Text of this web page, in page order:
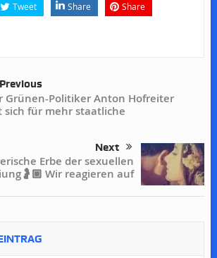
Tweet Share Share
Previous
Grünen-Politiker Anton Hofreiter
sich für mehr staatliche
Next
Erbe der sexuellen
Wir reagieren auf